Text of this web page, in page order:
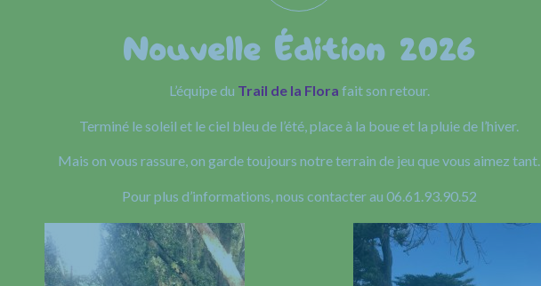
Nouvelle Édition 2026
L’équipe du Trail de la Flora fait son retour.
Terminé le soleil et le ciel bleu de l’été, place à la boue et la pluie de l’hiver.
Mais on vous rassure, on garde toujours notre terrain de jeu que vous aimez tant.
Pour plus d’informations, nous contacter au 06.61.93.90.52